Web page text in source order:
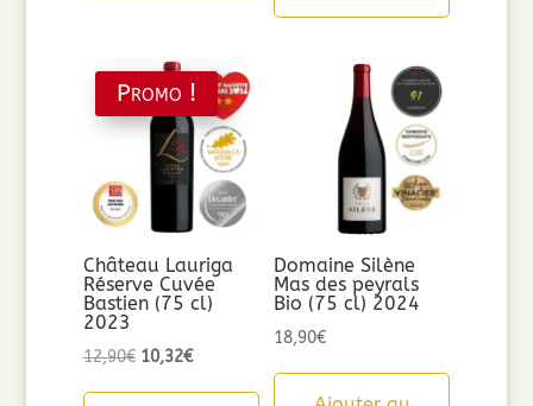
Promo !
Château Lauriga
Réserve Cuvée
Bastien (75 cl)
2023
12,90€ Le
10,32€Le
Domaine Silène
Mas des peyrals
Bio (75 cl) 2024
18,90€